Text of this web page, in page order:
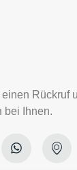
Rückruf
bei Ihnen.